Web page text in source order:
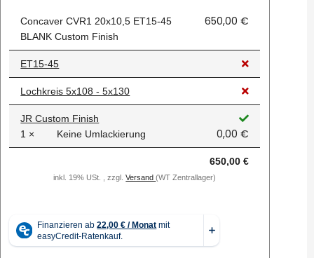
Concaver CVR1 20x10,5 ET15-45
BLANK Custom Finish
650,00 €
ET15-45
Lochkreis 5x108 - 5x130
JR Custom Finish
1 ×
Keine Umlackierung 0,00 €
650,00 €
inkl. 19% USt. , zzgl.Versand(WT Zentrallager)